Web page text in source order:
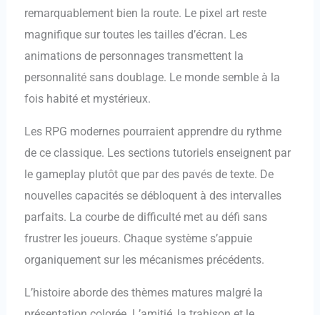
remarquablement bien la route. Le pixel art reste
magnifique sur toutes les tailles d’écran. Les
animations de personnages transmettent la
personnalité sans doublage. Le monde semble à la
fois habité et mystérieux.
Les RPG modernes pourraient apprendre du rythme
de ce classique. Les sections tutoriels enseignent par
le gameplay plutôt que par des pavés de texte. De
nouvelles capacités se débloquent à des intervalles
parfaits. La courbe de difficulté met au défi sans
frustrer les joueurs. Chaque système s’appuie
organiquement sur les mécanismes précédents.
L’histoire aborde des thèmes matures malgré la